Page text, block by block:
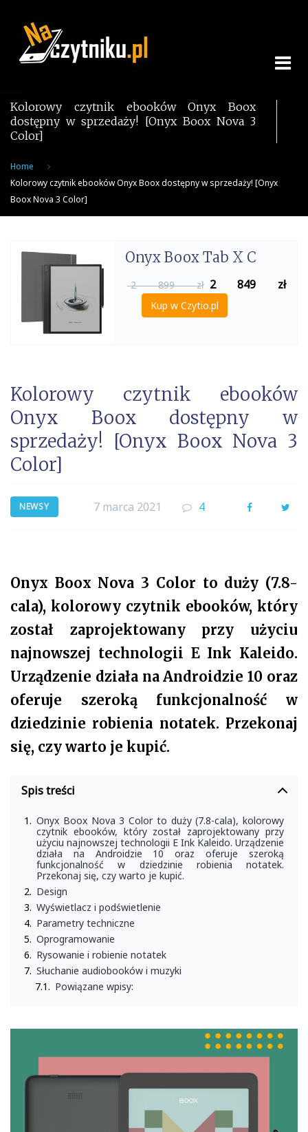
content
Kolorowy czytnik ebooków Onyx Boox
dostępny w sprzedaży! [Onyx Boox Nova 3
Color]
Home
Kolorowy czytnik ebooków Onyx Boox dostępny w sprzedaży! [Onyx
Boox Nova 3 Color]
Onyx Boox Tab X C
2 899 zł 2 849 zł
Kup w Czytio.pl
Kolorowy czytnik ebooków
Onyx Boox dostępny w
sprzedaży! [Onyx Boox Nova 3
Color]
NEWSY 7 marca 2021 4 Facebook
Onyx Boox Nova 3 Color to duży (7.8-
cala), kolorowy czytnik ebooków, który
został zaprojektowany przy użyciu
najnowszej technologii E Ink Kaleido.
Urządzenie działa na Androidzie 10 oraz
oferuje szeroką funkcjonalność w
dziedzinie robienia notatek. Przekonaj
się, czy warto je kupić.
Spis treści
Onyx Boox Nova 3 Color to duży (7.8-cala), kolorowy
czytnik ebooków, który został zaprojektowany przy
użyciu najnowszej technologii E Ink Kaleido. Urządzenie
działa na Androidzie 10 oraz oferuje szeroką
funkcjonalność w dziedzinie robienia notatek.
Przekonaj się, czy warto je kupić.
Design
Wyświetlacz i podświetlenie
Parametry techniczne
Oprogramowanie
Rysowanie i robienie notatek
Słuchanie audiobooków i muzyki
Powiązane wpisy: